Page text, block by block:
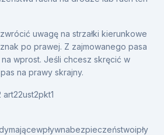
uwagę na strzałki kierunkowe
po prawej. Z zajmowanego pasa
wprost. Jeśli chcesz skręcić w
na prawy skrajny.
art22ust2pkt1